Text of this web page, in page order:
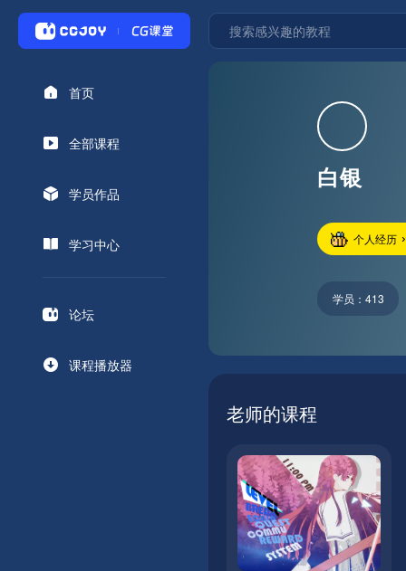
首页
全部课程
学员作品
学习中心
论坛
课程播放器
白银
个人经历
学员： 413
老师的课程